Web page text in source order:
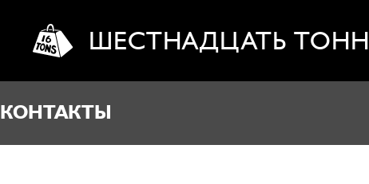
ШЕСТНАДЦАТЬ ТОНН
КОНТАКТЫ